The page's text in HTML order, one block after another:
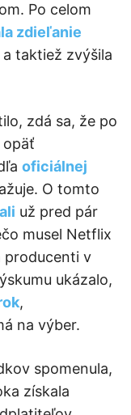
Po celom
zdieľanie
a taktiež zvýšila
zdá sa, že po
opäť
oficiálnej
O tomto
už pred pár
musel Netflix
producenti v
ukázalo,
,
na výber.
spomenula,
získala